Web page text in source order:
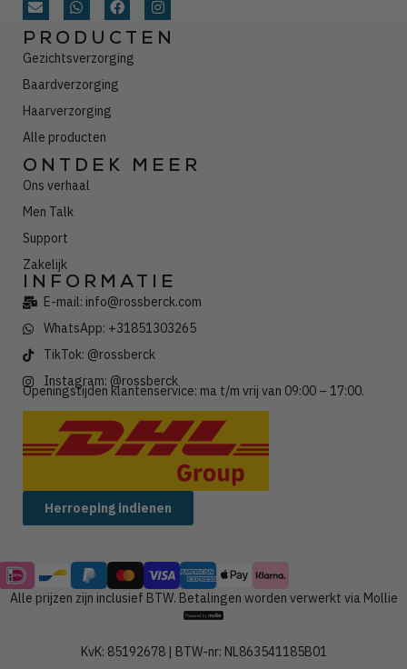
PRODUCTEN
Gezichtsverzorging
Baardverzorging
Haarverzorging
Alle producten
ONTDEK MEER
Ons verhaal
Men Talk
Support
Zakelijk
INFORMATIE
E-mail: info@rossberck.com
WhatsApp: +31851303265
TikTok: @rossberck
Instagram: @rossberck
Openingstijden klantenservice: ma t/m vrij van 09:00 – 17:00.
Wij verzenden met:
Herroeping indienen
Alle prijzen zijn inclusief BTW. Betalingen worden verwerkt via Mollie
KvK: 85192678 | BTW-nr: NL863541185B01